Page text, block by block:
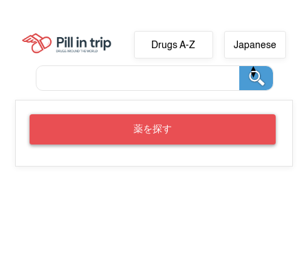
Drugs A-Z Japanese
薬を探す